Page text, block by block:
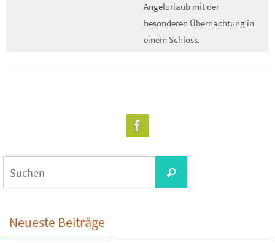
Angelurlaub mit der
besonderen Übernachtung in
einem Schloss.
Suchen
Neueste Beiträge